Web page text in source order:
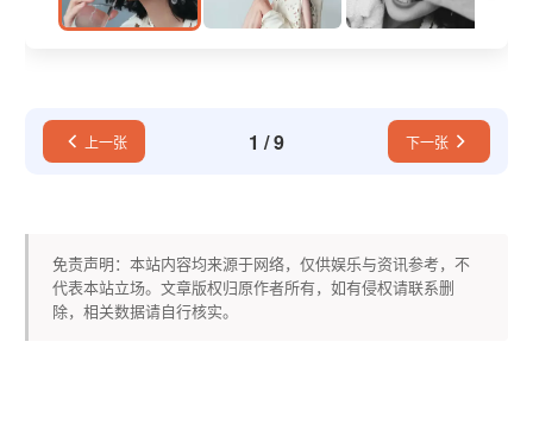
上一张 1 /9 下一张
免责声明：本站内容均来源于网络，仅供娱乐与资讯参考，不
代表本站立场。文章版权归原作者所有，如有侵权请联系删
除，相关数据请自行核实。